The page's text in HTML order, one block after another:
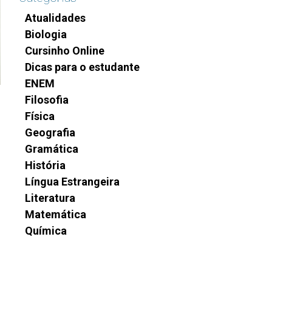
Atualidades
Biologia
Cursinho Online
Dicas para o estudante
ENEM
Filosofia
Física
Geografia
Gramática
História
Língua Estrangeira
Literatura
Matemática
Química